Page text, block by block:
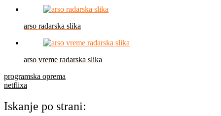
arso radarska slika
arso vreme radarska slika
Navigacija
prispevka
programska oprema
netflixa
Iskanje po strani: